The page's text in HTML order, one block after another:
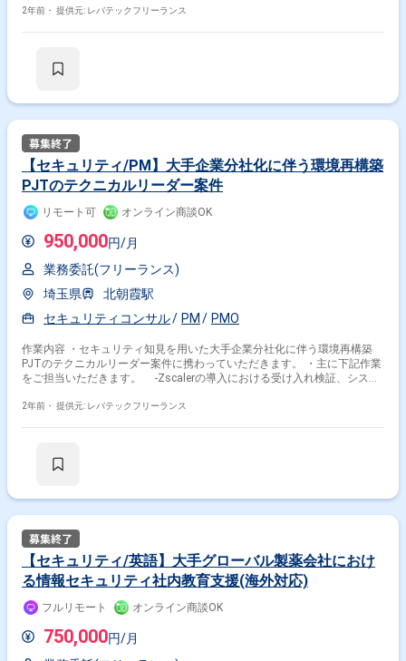
-セキュリティソリューションの導入を前提とした設計業務 -既存のセ
2年前・ 提供元: レバテックフリーランス
【セキュリティ/PM】大手企業分社化に伴う環境再構築
PJTのテクニカルリーダー案件
リモート可 オンライン商談OK
950,000円/月
業務委託(フリーランス)
埼玉県
北朝霞駅
セキュリティコンサル
PM PMO
作業内容 ・セキュリティ知見を用いた大手企業分社化に伴う環境再構築
PJTのテクニカルリーダー案件に携わっていただきます。 ・主に下記作業
をご担当いただきます。 -Zscalerの導入における受け入れ検証、システ
ユーザー影響度調査、検証業務 -ベンダー、クライアントとの折衝業務
2年前・ 提供元: レバテックフリーランス
【セキュリティ/英語】大手グローバル製薬会社におけ
る情報セキュリティ社内教育支援(海外対応)
フルリモート オンライン商談OK
750,000円/月